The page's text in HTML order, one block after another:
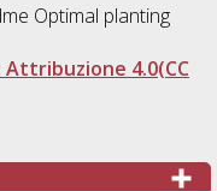
Optimal planting
Attribuzione 4.0(CC